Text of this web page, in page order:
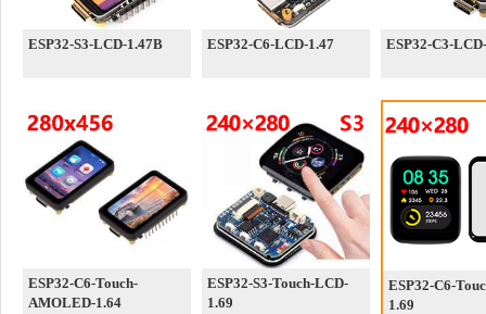
ESP32-S3-LCD-1.47B ESP32-C6-LCD-1.47 ESP32-C3-
ESP32-C6-Touch-
AMOLED-1.64
ESP32-S3-Touch-LCD-
1.69
ESP32-C6-
1.69